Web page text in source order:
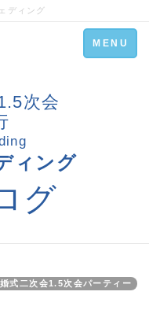
ディング
Toggle
navigation
MENU
次会
ィング
グ
式二次会1.5次会パーティー